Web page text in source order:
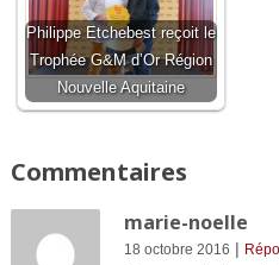
Philippe Etchebest reçoit le
Trophée G&M d’Or Région
Nouvelle Aquitaine
Commentaires
marie-noelle
18 octobre 2016 |